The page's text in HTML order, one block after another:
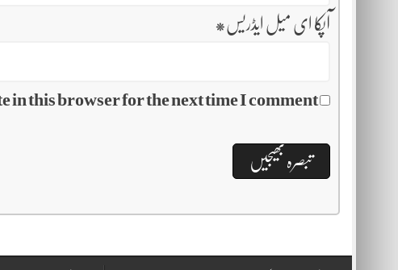
آپکا ای میل ایڈریس *
in this browser for the next time I comment.